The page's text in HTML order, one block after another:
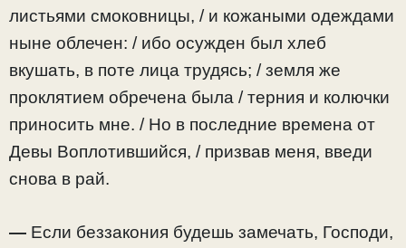
листьями смоковницы, / и кожаными одеждами
ныне облечен: / ибо осужден был хлеб
вкушать, в поте лица трудясь; / земля же
проклятием обречена была / терния и колючки
приносить мне. / Но в последние времена от
Девы Воплотившийся, / призвав меня, введи
снова в рай.
— Если беззакония будешь замечать, Господи,